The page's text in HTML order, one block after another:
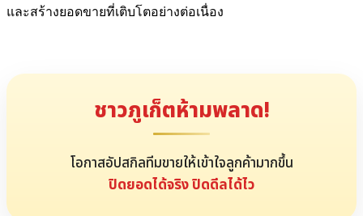
และสร้างยอดขายที่เติบโตอย่างต่อเนื่อง
ชาวภูเก็ตห้ามพลาด!
โอกาสอัปสกิลทีมขายให้เข้าใจลูกค้ามากขึ้น
ปิดยอดได้จริง ปิดดีลได้ไว